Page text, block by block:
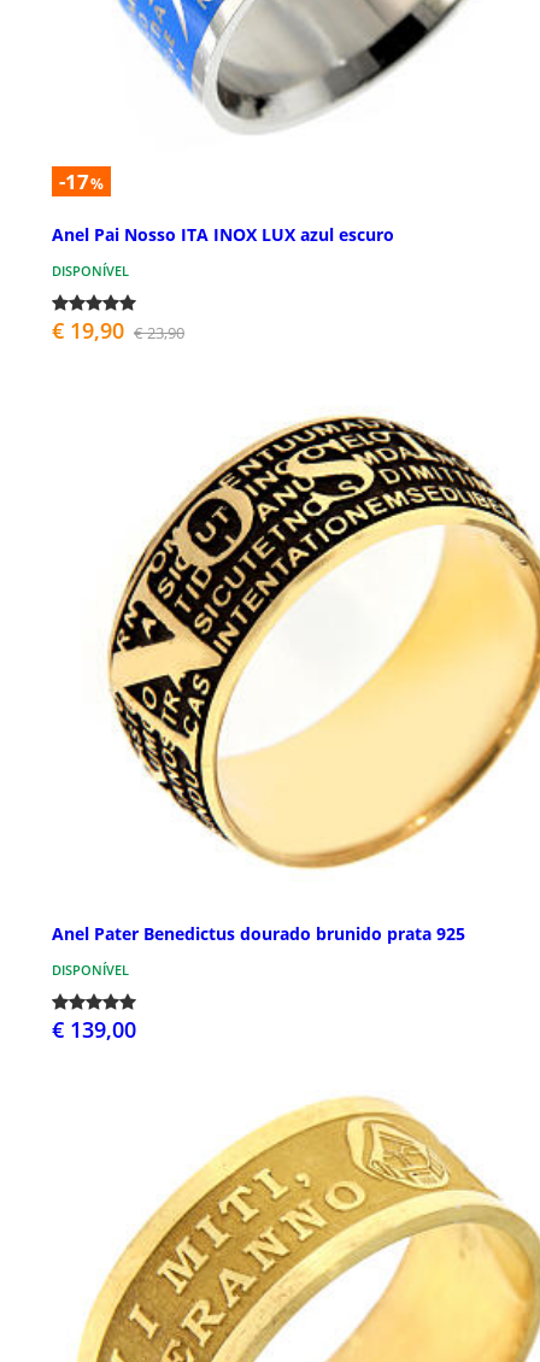
-17%
Anel Pai Nosso ITA INOX LUX azul escuro
DISPONÍVEL
€ 19,90 € 23,90
Anel Pater Benedictus dourado brunido prata 925
DISPONÍVEL
€ 139,00